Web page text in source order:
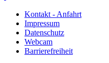
Kontakt - Anfahrt
Impressum
Datenschutz
Webcam
Barrierefreiheit